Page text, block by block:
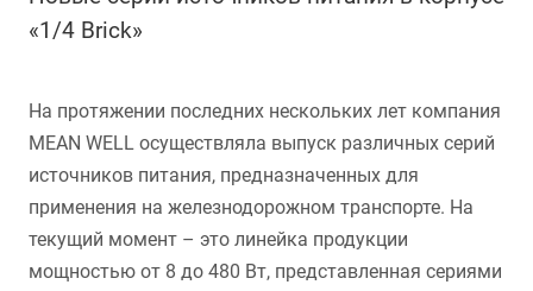
«1/4 Brick»
На протяжении последних нескольких лет компания
MEAN WELL осуществляла выпуск различных серий
источников питания, предназначенных для
применения на железнодорожном транспорте. На
текущий момент – это линейка продукции
мощностью от 8 до 480 Вт, представленная сериями